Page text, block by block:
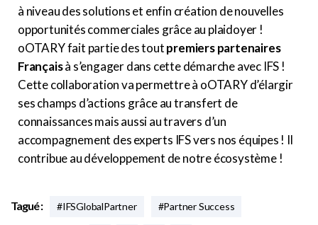
à niveau des solutions et enfin création de nouvelles
opportunités commerciales grâce au plaidoyer !
oOTARY fait partie des toutpremiers partenaires
Françaisà s’engager dans cette démarche avec IFS !
Cette collaboration va permettre à oOTARY d’élargir
ses champs d’actions grâce au transfert de
connaissances mais aussi au travers d’un
accompagnement des experts IFS vers nos équipes ! Il
contribue au développement de notre écosystème !
Tagué : #IFSGlobalPartner #Partner Success